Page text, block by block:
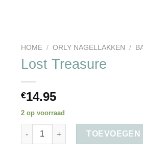
HOME / ORLY NAGELLAKKEN /
Lost Treasure
€14.95
2 op voorraad
Lost Treasure aantal